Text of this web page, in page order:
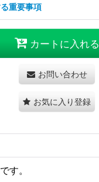
重要事項
カートに入れる
お問い合わせ
お気に入り登録
す。